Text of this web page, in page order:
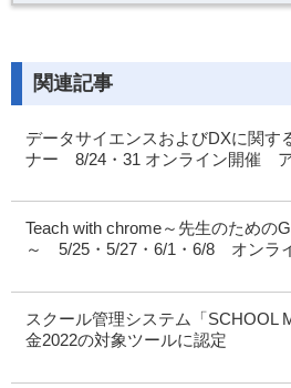
関連記事
データサイエンスおよびDXに関す
ナー 8/24・31 オンライン開催
Teach with chrome～先生のための
～ 5/25・5/27・6/1・6/8 オンラ
スクール管理システム「SCHOOL
金2022の対象ツールに認定